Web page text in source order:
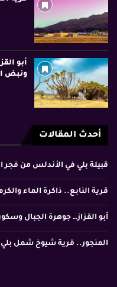
أبو
ونبض
أحدث المقالات
قبيلة بلي في الأندلس من فجر
قرية النابع.. ذاكرة الماء
أبو القزاز… جوهرة الجبال
المنجور.. قرية شيوخ شمل بلي